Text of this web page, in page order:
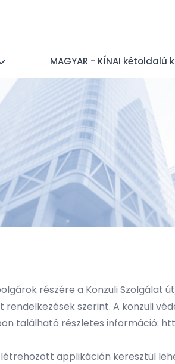
MAGYAR - KÍNAI
részére a Konzuli Szolgálat
rendelkezések szerint. A konzuli
található részletes információ:
applikáción keresztül